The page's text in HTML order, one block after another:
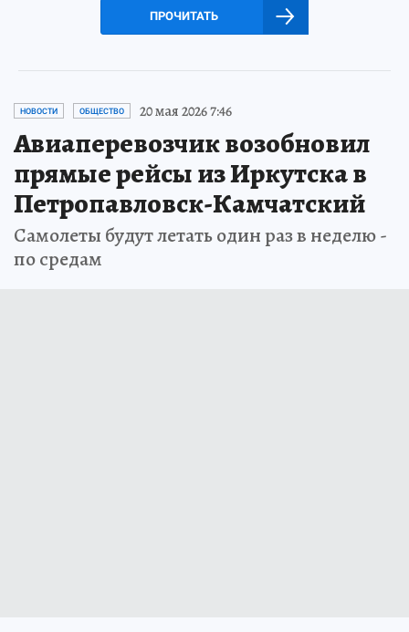
ПРОЧИТАТЬ
НОВОСТИ ОБЩЕСТВО 20 мая 2026 7:46
Авиаперевозчик возобновил
прямые рейсы из Иркутска в
Петропавловск-Камчатский
Самолеты будут летать один раз в неделю -
по средам